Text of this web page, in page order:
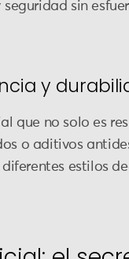
sin
y
que no solo es
o aditivos
estilos